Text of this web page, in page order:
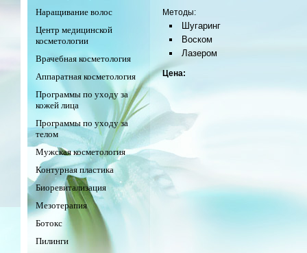
Наращивание волос
Центр медицинской
косметологии
Врачебная косметология
Аппаратная косметология
Программы по уходу за
кожей лица
Программы по уходу за
телом
Мужская косметология
Контурная пластика
Биоревитализация
Мезотерапия
Ботокс
Пилинги
Методы:
Шугаринг
Воском
Лазером
Цена: